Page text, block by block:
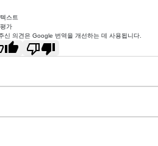
스트
가
신 의견은 Google 번역을 개선하는 데 사용됩니다.